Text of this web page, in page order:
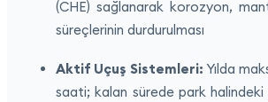
(CHE) sağlanarak korozyon,
süreçlerinin durdurulması
Aktif Uçuş Sistemleri: Yılda
saati; kalan sürede park halindeki